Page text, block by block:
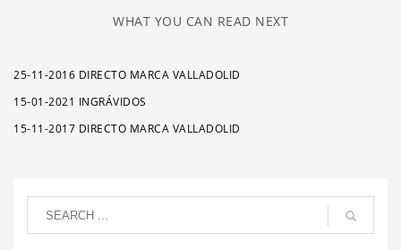
WHAT YOU CAN READ NEXT
25-11-2016 DIRECTO MARCA VALLADOLID
15-01-2021 INGRÁVIDOS
15-11-2017 DIRECTO MARCA VALLADOLID